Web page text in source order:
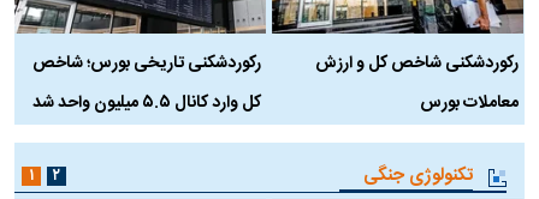
رکوردشکنی شاخص کل و ارزش
معاملات بورس
رکوردشکنی تاریخی بورس؛ شاخص
کل وارد کانال ۵.۵ میلیون واحد شد
تکنولوژی جنگی ۱ ۲